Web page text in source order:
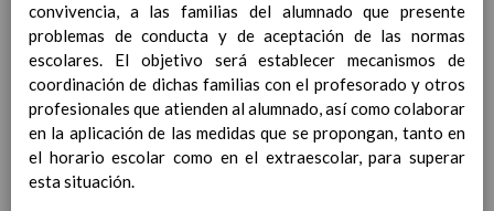
las competencias clave
ConcreciÃ³n curricular
para la etapa. Perfiles de
Ã¡rea y de
competencias
En revisiÃ³n
Ãrea de Lengua Extranjera
(inglÃ©s)
convivencia, a las familias del alumnado que presente
problemas de conducta y de aceptación de las normas
escolares. El objetivo será establecer mecanismos de
coordinación de dichas familias con el profesorado y otros
profesionales que atienden al alumnado, así como colaborar
en la aplicación de las medidas que se propongan, tanto en
el horario escolar como en el extraescolar, para superar
esta situación.